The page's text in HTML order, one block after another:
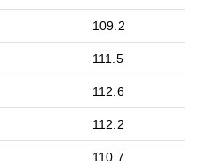
109.2
111.5
112.6
112.2
110.7